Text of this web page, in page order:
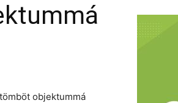
objektummá